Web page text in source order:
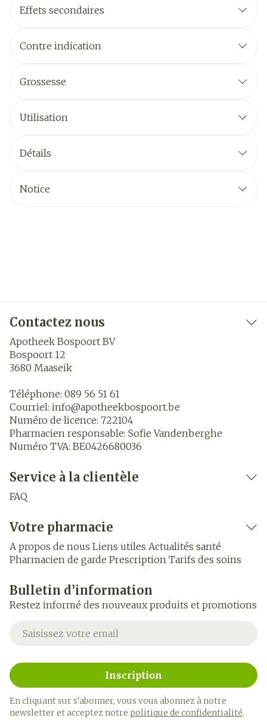
Effets secondaires
Contre indication
Grossesse
Utilisation
Détails
Notice
Contactez nous
Apotheek Bospoort BV
Bospoort 12
3680 Maaseik
Téléphone: 089 56 51 61
Courriel: info@apotheekbospoort.be
Numéro de licence: 722104
Pharmacien responsable: Sofie Vandenberghe
Numéro TVA: BE0426680036
Service à la clientèle
FAQ
Votre pharmacie
A propos de nous Liens utiles Actualités santé
Pharmacien de garde Prescription Tarifs des soins
Bulletin d’information
Restez informé des nouveaux produits et promotions
Adresse mail
Inscription
En cliquant sur s'abonner, vous vous abonnez à notre
newsletter et acceptez notre politique de confidentialité.